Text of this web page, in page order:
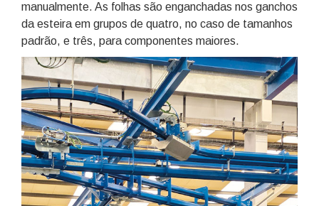
manualmente. As folhas são enganchadas nos ganchos
da esteira em grupos de quatro, no caso de tamanhos
padrão, e três, para componentes maiores.